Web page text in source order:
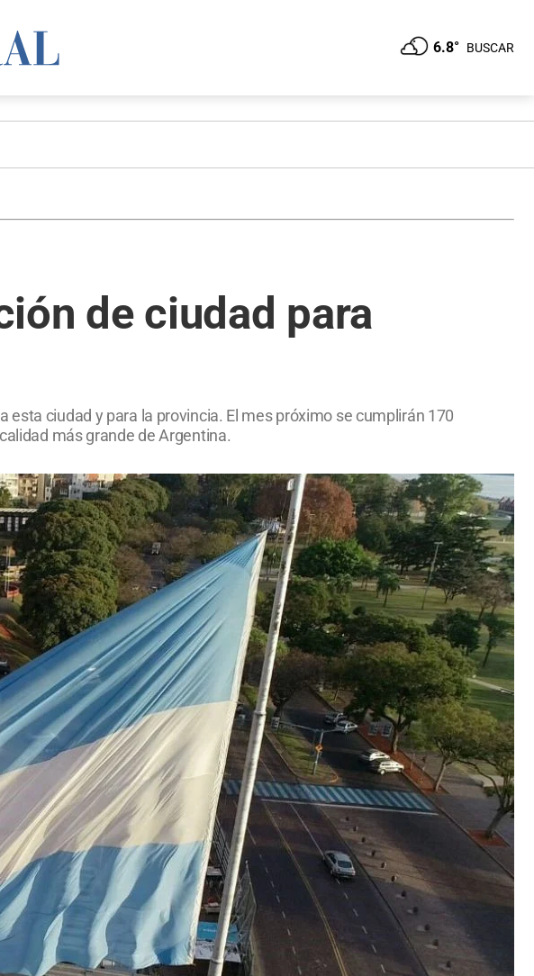
6.8° BUSCAR
de ciudad para
ciudad y para la provincia. El mes próximo se cumplirán 170
más grande de Argentina.